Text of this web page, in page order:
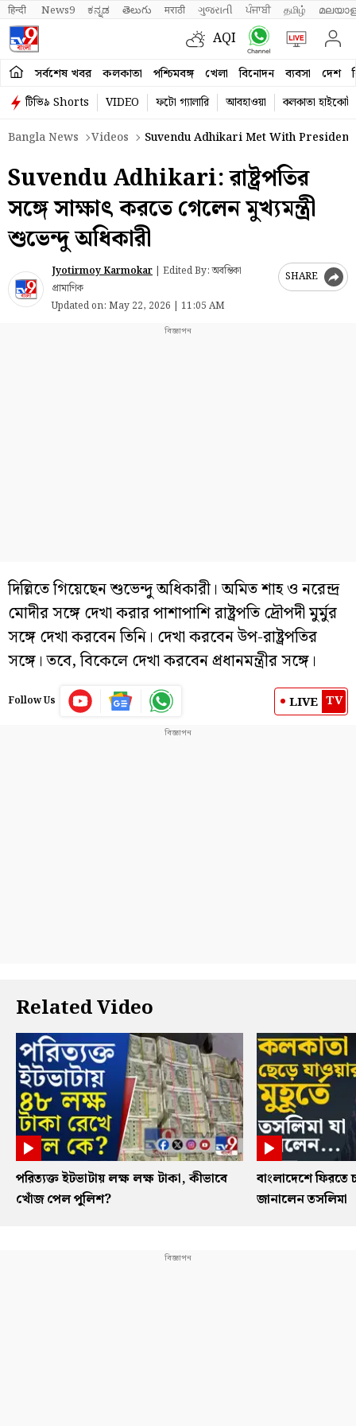
हिन्दी News9 ಕನ್ನಡ తెలుగు मराठी ગુજરાતી ਪੰਜਾਬੀ தமிழ்
AQI
সর্বশেষ খবর কলকাতা পশ্চিমবঙ্গ খেলা বিনোদন ব্যবসা দেশ
টিভি৯ Shorts VIDEO ফটো গ্যালারি আবহাওয়া
কলকাতা হাইকোর্ট
Bangla News
Videos Suvendu Adhikari Met With
Suvendu Adhikari: রাষ্ট্রপতির
সঙ্গে সাক্ষাৎ করতে গেলেন মুখ্যমন্ত্রী
শুভেন্দু অধিকারী
Jyotirmoy Karmokar | Edited By: অবন্তিকা
প্রামাণিক
Updated on: May 22, 2026 | 11:05 AM
SHARE
দিল্লিতে গিয়েছেন শুভেন্দু অধিকারী। অমিত শাহ ও নরেন্দ্র
মোদীর সঙ্গে দেখা করার পাশাপাশি রাষ্ট্রপতি দ্রৌপদী মুর্মুর
সঙ্গে দেখা করবেন তিনি। দেখা করবেন উপ-রাষ্ট্রপতির
সঙ্গে। তবে, বিকেলে দেখা করবেন প্রধানমন্ত্রীর সঙ্গে।
Follow Us LIVE TV
Related Video
পরিত্যক্ত ইটভাটায় লক্ষ লক্ষ টাকা, কীভাবে
খোঁজ পেল পুলিশ?
বাংলাদেশে ফিরতে
জানালেন তসলিমা